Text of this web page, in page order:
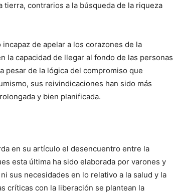
contrarios a la búsqueda de la riqueza
de apelar a los corazones de la
la capacidad de llegar al fondo de las personas
pesar de la lógica del compromiso que
sus reivindicaciones han sido más
y bien planificada.
en su artículo el desencuentro entre la
esta última ha sido elaborada por varones y
sus necesidades en lo relativo a la salud y la
críticas con la liberación se plantean la